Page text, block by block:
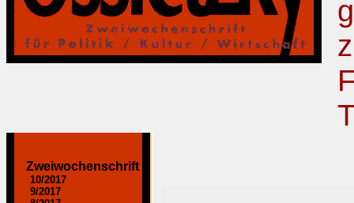
Zweiwochenschrift
10/2017
9/2017